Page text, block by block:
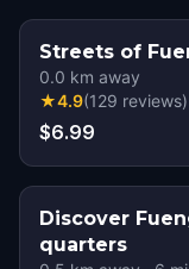
Streets of
0.0 km away
★4.9(129 reviews)
$6.99
Discover
quarters